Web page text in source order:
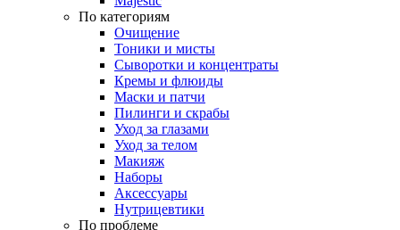
По категориям
Очищение
Тоники и мисты
Сыворотки и концентраты
Кремы и флюиды
Маски и патчи
Пилинги и скрабы
Уход за глазами
Уход за телом
Макияж
Наборы
Аксессуары
Нутрицевтики
По проблеме